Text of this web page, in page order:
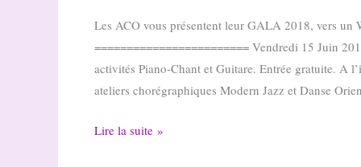
Les ACO vous présentent leur GALA 2018, vers
======================== Vendredi 15 Juin
activités Piano-Chant et Guitare. Entrée gratuite. A
ateliers chorégraphiques Modern Jazz et Danse
Les
Lire la suite »